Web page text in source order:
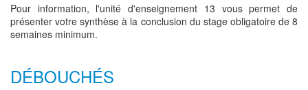
Pour information, l'unité d'enseignement 13 vous permet de
présenter votre synthèse à la conclusion du stage obligatoire de 8
semaines minimum.
DÉBOUCHÉS